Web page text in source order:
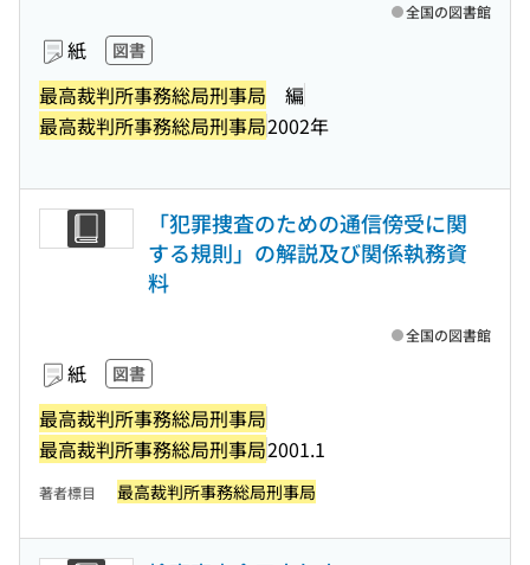
紙 図書
最高裁判所事務総局刑事局 編
最高裁判所事務総局刑事局2002年
全国の図書館
「犯罪捜査のための通信傍受に関
する規則」の解説及び関係執務資
料
紙 図書
最高裁判所事務総局刑事局
最高裁判所事務総局刑事局2001.1
全国の図書館
著者標目 最高裁判所事務総局刑事局